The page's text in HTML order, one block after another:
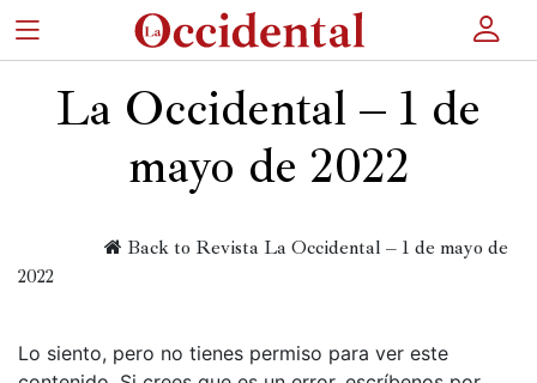
×
Cultura
Autores
La Occidental – 1 de
mayo de 2022
Back to Revista La Occidental – 1 de mayo de
2022
Lo siento, pero no tienes permiso para ver este